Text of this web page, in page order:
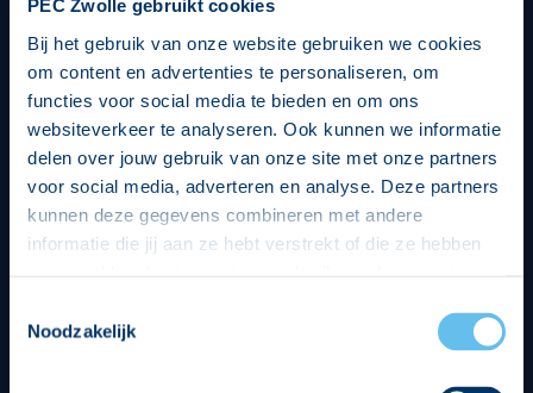
PEC Zwolle gebruikt cookies
Bij het gebruik van onze website gebruiken we cookies
om content en advertenties te personaliseren, om
functies voor social media te bieden en om ons
websiteverkeer te analyseren. Ook kunnen we informatie
delen over jouw gebruik van onze site met onze partners
voor social media, adverteren en analyse. Deze partners
kunnen deze gegevens combineren met andere
informatie die jij aan ze hebt verstrekt of die ze hebben
op een veilige en integere wijze. Je kunt je toestemming
beheren op de privacy- en cookieverklaring pagina.
Noodzakelijk